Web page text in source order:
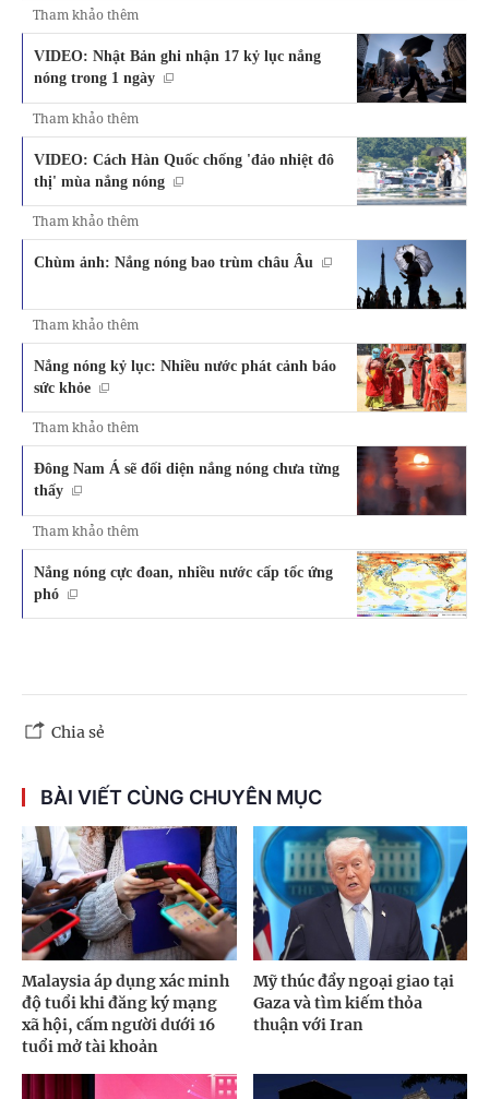
Tham khảo thêm
VIDEO: Nhật Bản ghi nhận 17 kỷ lục nắng
nóng trong 1 ngày
Tham khảo thêm
VIDEO: Cách Hàn Quốc chống 'đảo nhiệt đô
thị' mùa nắng nóng
Tham khảo thêm
Chùm ảnh: Nắng nóng bao trùm châu Âu
Tham khảo thêm
Nắng nóng kỷ lục: Nhiều nước phát cảnh báo
sức khỏe
Tham khảo thêm
Đông Nam Á sẽ đối diện nắng nóng chưa từng
thấy
Tham khảo thêm
Nắng nóng cực đoan, nhiều nước cấp tốc ứng
phó
Chia sẻ
BÀI VIẾT CÙNG CHUYÊN MỤC
Malaysia áp dụng xác minh
độ tuổi khi đăng ký mạng
xã hội, cấm người dưới 16
tuổi mở tài khoản
Mỹ thúc đẩy ngoại giao tại
Gaza và tìm kiếm thỏa
thuận với Iran